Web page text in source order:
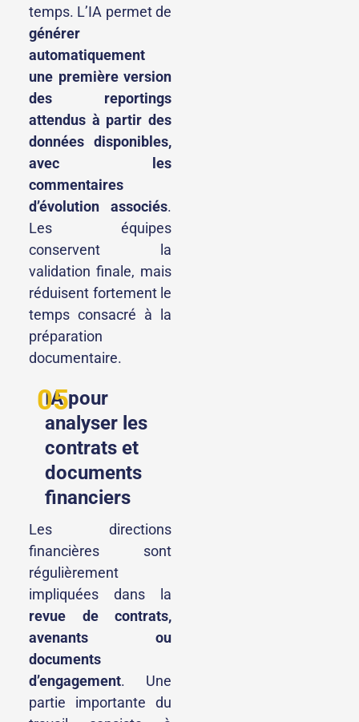
temps. L’IA permet de
générer
automatiquement
une première version
des reportings
attendus à partir des
données disponibles,
avec les
commentaires
d’évolution associés.
Les équipes
conservent la
validation finale, mais
réduisent fortement le
temps consacré à la
préparation
documentaire.
05
IA pour
analyser les
contrats et
documents
financiers
Les directions
financières sont
régulièrement
impliquées dans la
revue de contrats,
avenants ou
documents
d’engagement. Une
partie importante du